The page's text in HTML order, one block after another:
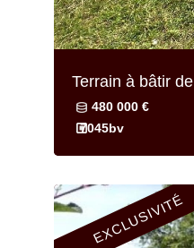
Terrain à bâtir de
480 000 €
7045bv
EXCLUSIVITÉ